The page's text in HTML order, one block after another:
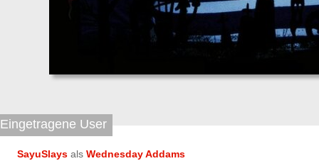
Eingetragene User
SayuSlays als Wednesday Addams